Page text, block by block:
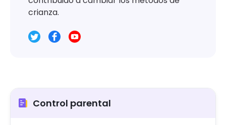
crianza.
Control parental